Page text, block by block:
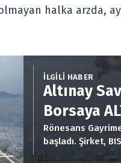
halka arzda,
İLGİLİ HABER
Altınay
Borsaya
Rönesans
başladı. Şirket,
düşer, şirket iyi mi?